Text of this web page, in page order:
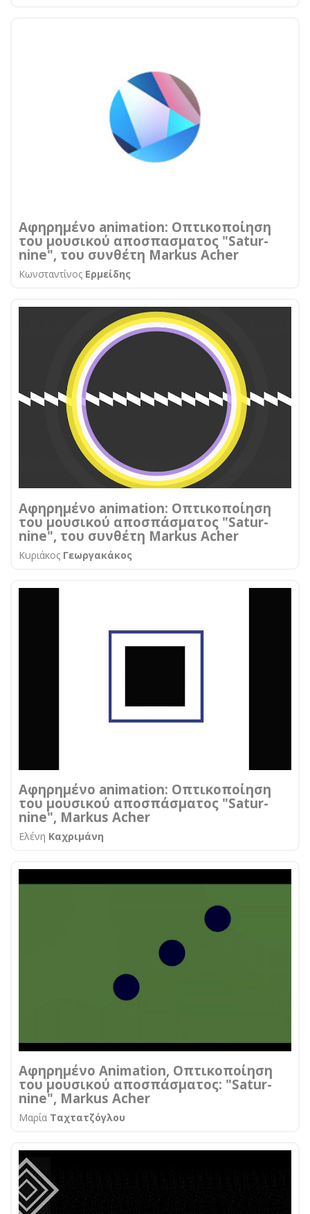
Αφηρημένο animation: Οπτικοποίηση
του μουσικού αποσπασματος "Satur-
nine", του συνθέτη Markus Acher
Κωνσταντίνος Ερμείδης
Αφηρημένο animation: Οπτικοποίηση
του μουσικού αποσπάσματος "Satur-
nine", του συνθέτη Markus Acher
Κυριάκος Γεωργακάκος
Αφηρημένο animation: Οπτικοποίηση
του μουσικού αποσπάσματος "Satur-
nine", Markus Acher
Ελένη Καχριμάνη
Αφηρημένο Animation, Οπτικοποίηση
του μουσικού αποσπάσματος: "Satur-
nine", Markus Acher
Μαρία Ταχτατζόγλου